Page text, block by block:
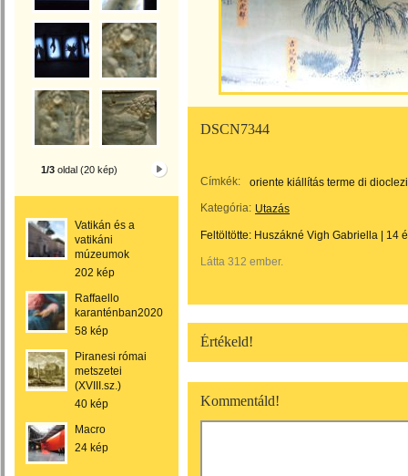
1/3 oldal (20 kép)
Vatikán és a
vatikáni
múzeumok
202 kép
Raffaello
karanténban2020
58 kép
Piranesi római
metszetei
(XVIII.sz.)
40 kép
Macro
24 kép
DSCN7344
Címkék:
oriente kiállítás terme di
Kategória: Utazás
Feltöltötte: Huszákné Vigh Gabriella 14
Látta 312 ember.
Értékeld!
Kommentáld!